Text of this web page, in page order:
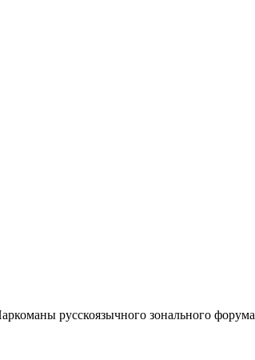
русскоязычного зонального форума